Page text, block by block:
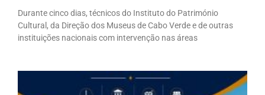
Durante cinco dias, técnicos do Instituto do Património
Cultural, da Direção dos Museus de Cabo Verde e de outras
instituições nacionais com intervenção nas áreas